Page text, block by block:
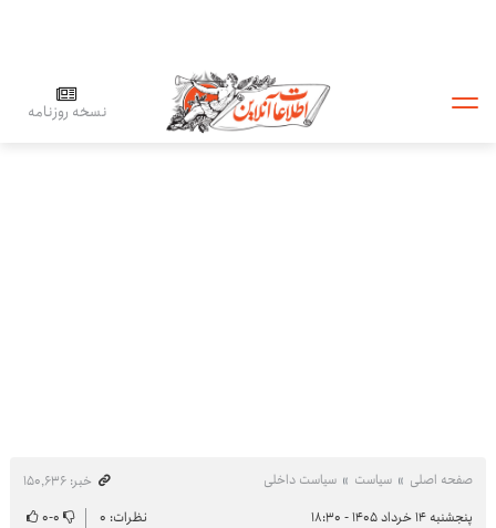
نسخه روزنامه
صفحه اصلی سیاست سیاست داخلی
خبر: ۱۵۰٬۶۳۶
پنجشنبه ۱۴ خرداد ۱۴۰۵ - ۱۸:۳۰
نظرات: ۰ ۰-۰